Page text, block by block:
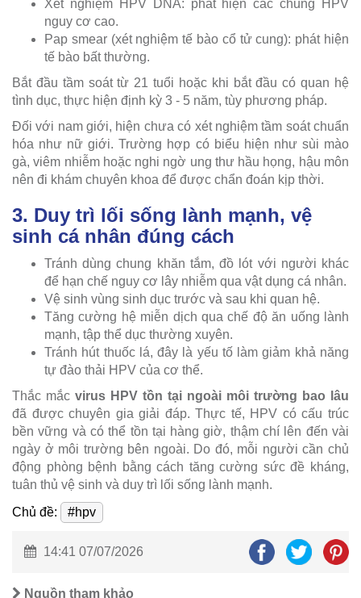
Xét nghiệm HPV DNA: phát hiện các chủng HPV
nguy cơ cao.
Pap smear (xét nghiệm tế bào cổ tử cung): phát hiện
tế bào bất thường.
Bắt đầu tầm soát từ 21 tuổi hoặc khi bắt đầu có quan hệ
tình dục, thực hiện định kỳ 3 - 5 năm, tùy phương pháp.
Đối với nam giới, hiện chưa có xét nghiệm tầm soát chuẩn
hóa như nữ giới. Trường hợp có biểu hiện như sùi mào
gà, viêm nhiễm hoặc nghi ngờ ung thư hầu họng, hậu môn
nên đi khám chuyên khoa để được chẩn đoán kịp thời.
3. Duy trì lối sống lành mạnh, vệ
sinh cá nhân đúng cách
Tránh dùng chung khăn tắm, đồ lót với người khác
để hạn chế nguy cơ lây nhiễm qua vật dụng cá nhân.
Vệ sinh vùng sinh dục trước và sau khi quan hệ.
Tăng cường hệ miễn dịch qua chế độ ăn uống lành
mạnh, tập thể dục thường xuyên.
Tránh hút thuốc lá, đây là yếu tố làm giảm khả năng
tự đào thải HPV của cơ thể.
Thắc mắc virus HPV tồn tại ngoài môi trường bao lâu
đã được chuyên gia giải đáp. Thực tế, HPV có cấu trúc
bền vững và có thể tồn tại hàng giờ, thậm chí lên đến vài
ngày ở môi trường bên ngoài. Do đó, mỗi người cần chủ
động phòng bệnh bằng cách tăng cường sức đề kháng,
tuân thủ vệ sinh và duy trì lối sống lành mạnh.
Chủ đề:
#hpv
14:41 07/07/2026
Nguồn tham khảo